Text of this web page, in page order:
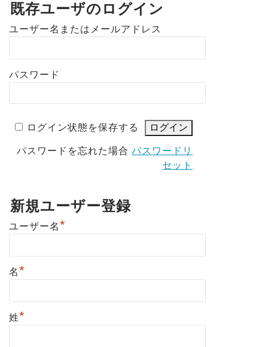
既存ユーザのログイン
ユーザー名またはメールアドレス
パスワード
ログイン状態を保存する
パスワードを忘れた場合パスワードリ
セット
新規ユーザー登録
ユーザー名*
名*
姓*